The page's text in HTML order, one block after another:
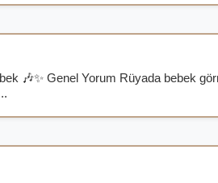
🎶✨ Genel Yorum Rüyada bebek